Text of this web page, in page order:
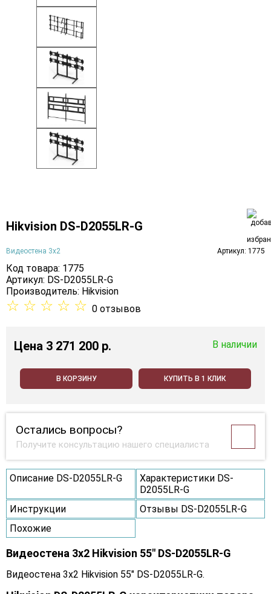
Hikvision DS-D2055LR-G
Видеостена 3х2 Артикул: 1775
Код товара: 1775
Артикул: DS-D2055LR-G
Производитель: Hikvision
☆ ☆ ☆ ☆ ☆ 0 отзывов
Цена 3 271 200 p. В наличии
В КОРЗИНУ КУПИТЬ В 1 КЛИК
Остались вопросы?
Получите консультацию нашего специалиста
Описание DS-D2055LR-G
Характеристики DS-
D2055LR-G
Инструкции
Отзывы DS-D2055LR-G
Похожие
Видеостена 3x2 Hikvision 55" DS-D2055LR-G
Видеостена 3x2 Hikvision 55" DS-D2055LR-G.